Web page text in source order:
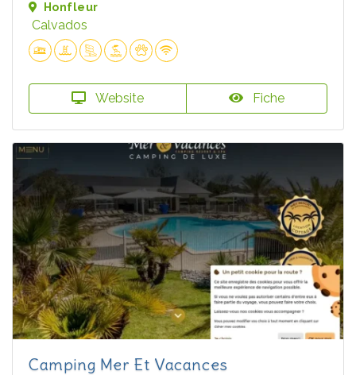
Honfleur
Calvados
Website Fiche
Camping Mer Et Vacances